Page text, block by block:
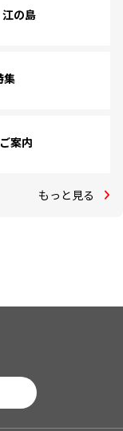
の島
集
案内
もっと見る